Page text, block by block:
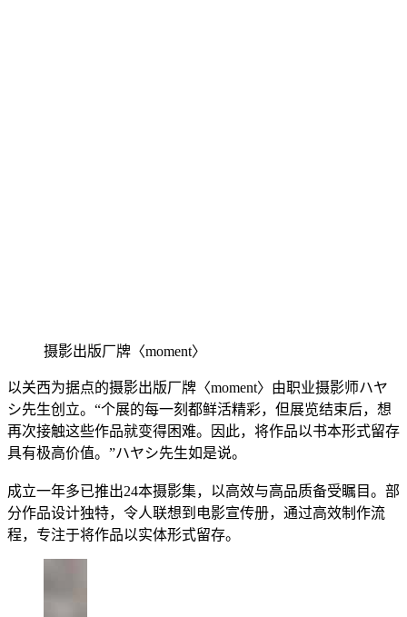
摄影出版厂牌〈moment〉
以关西为据点的摄影出版厂牌〈moment〉由职业摄影师ハヤ
シ先生创立。“个展的每一刻都鲜活精彩，但展览结束后，想
再次接触这些作品就变得困难。因此，将作品以书本形式留存
具有极高价值。”ハヤシ先生如是说。
成立一年多已推出24本摄影集，以高效与高品质备受瞩目。部
分作品设计独特，令人联想到电影宣传册，通过高效制作流
程，专注于将作品以实体形式留存。